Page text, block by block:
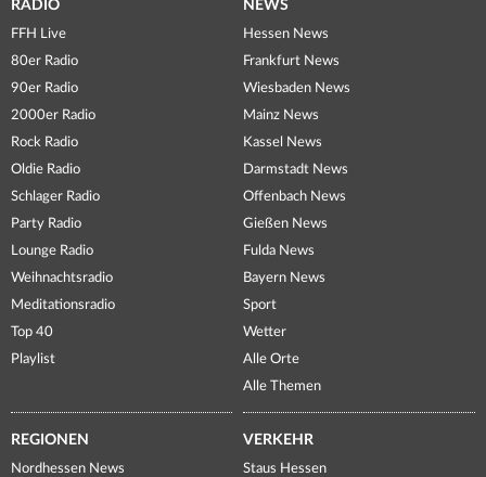
RADIO
FFH Live
80er Radio
90er Radio
2000er Radio
Rock Radio
Oldie Radio
Schlager Radio
Party Radio
Lounge Radio
Weihnachtsradio
Meditationsradio
Top 40
Playlist
NEWS
Hessen News
Frankfurt News
Wiesbaden News
Mainz News
Kassel News
Darmstadt News
Offenbach News
Gießen News
Fulda News
Bayern News
Sport
Wetter
Alle Orte
Alle Themen
REGIONEN
Nordhessen News
VERKEHR
Staus Hessen